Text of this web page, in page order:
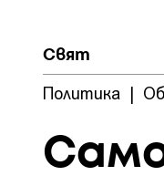
Свят
Политика |